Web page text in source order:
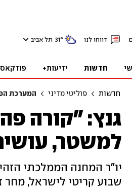
דווחו לנו 31° תל אביב
חדשות ידיעות+
חדשות פוליטי מדיני המערכת
גנץ: "קורה
למשטר,
שבוע קריטי לישראל,